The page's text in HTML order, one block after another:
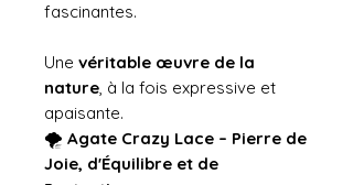
fascinantes.
Une véritable œuvre de la
nature, à la fois expressive et
apaisante.
🌪️ Agate Crazy Lace – Pierre de
Joie, d'Équilibre et de